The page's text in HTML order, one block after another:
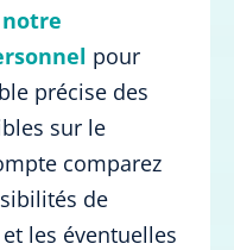
notre
pour
précise des
sur le
comparez
de
les éventuelles